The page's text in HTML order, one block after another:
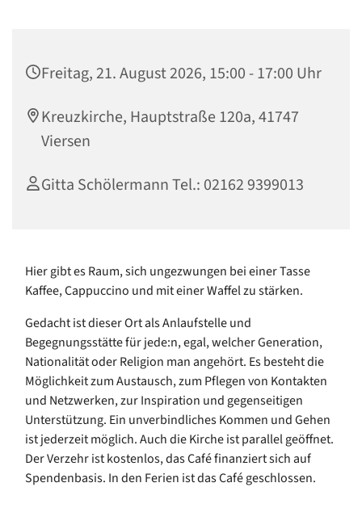
Freitag, 21. August 2026, 15:00 - 17:00 Uhr
Kreuzkirche, Hauptstraße 120a, 41747
Viersen
Gitta Schölermann Tel.: 02162 9399013
Hier gibt es Raum, sich ungezwungen bei einer Tasse
Kaffee, Cappuccino und mit einer Waffel zu stärken.
Gedacht ist dieser Ort als Anlaufstelle und
Begegnungsstätte für jede:n, egal, welcher Generation,
Nationalität oder Religion man angehört. Es besteht die
Möglichkeit zum Austausch, zum Pflegen von Kontakten
und Netzwerken, zur Inspiration und gegenseitigen
Unterstützung. Ein unverbindliches Kommen und Gehen
ist jederzeit möglich. Auch die Kirche ist parallel geöffnet.
Der Verzehr ist kostenlos, das Café finanziert sich auf
Spendenbasis. In den Ferien ist das Café geschlossen.